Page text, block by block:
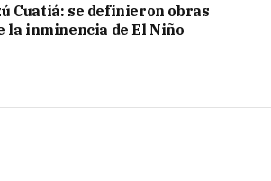
Cuatiá: se definieron obras
la inminencia de El Niño